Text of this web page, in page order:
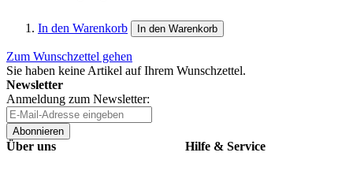
In den Warenkorb In den Warenkorb
Zum Wunschzettel gehen
Sie haben keine Artikel auf Ihrem Wunschzettel.
Newsletter
Anmeldung zum Newsletter:
Abonnieren
Über uns Hilfe & Service